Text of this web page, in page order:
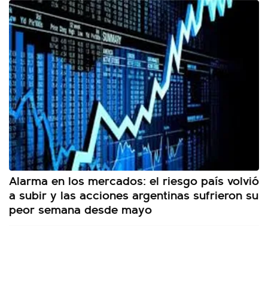
Alarma en los mercados: el riesgo país volvió
a subir y las acciones argentinas sufrieron su
peor semana desde mayo